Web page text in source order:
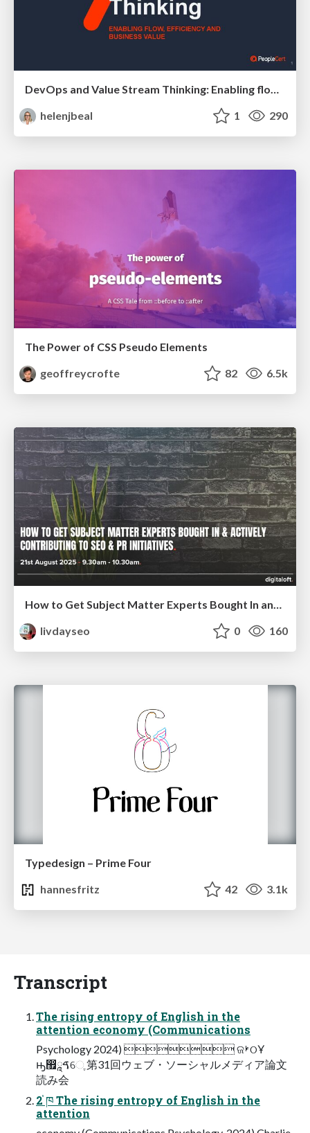
helenjbeal
1 290
The Power of CSS Pseudo Elements
geoffreycrofte
82 6.5k
How to Get Subject Matter Experts Bought In and Actively Contributing to SEO & PR Initiatives.
livdayseo
0 160
Typedesign – Prime Four
hannesfritz
42 3.1k
Transcript
The rising entropy of English in the
attention economy (Communications
Psychology 2024)  ଜࢁଠҰ
ԣ඿ࠃཱେֶ 第31回ウェブ・ソーシャルメディア論⽂
読み会
2 ֓ཁ The rising entropy of English in the
attention